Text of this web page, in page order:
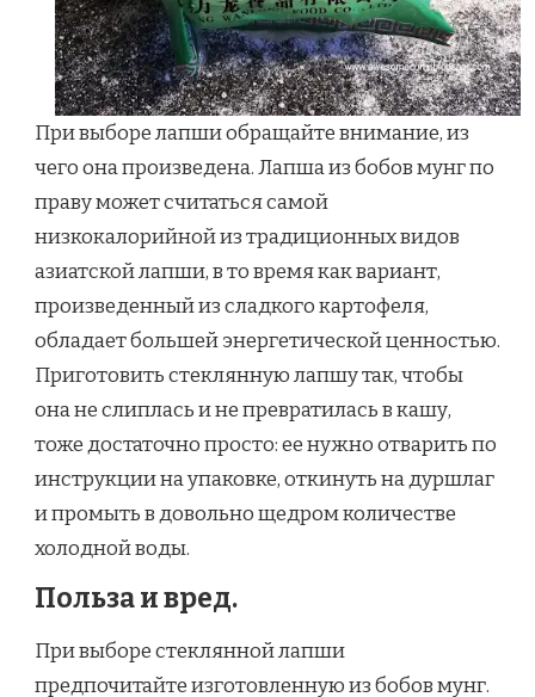
При выборе лапши обращайте внимание, из
чего она произведена. Лапша из бобов мунг по
праву может считаться самой
низкокалорийной из традиционных видов
азиатской лапши, в то время как вариант,
произведенный из сладкого картофеля,
обладает большей энергетической ценностью.
Приготовить стеклянную лапшу так, чтобы
она не слиплась и не превратилась в кашу,
тоже достаточно просто: ее нужно отварить по
инструкции на упаковке, откинуть на дуршлаг
и промыть в довольно щедром количестве
холодной воды.
Польза и вред.
При выборе стеклянной лапши
предпочитайте изготовленную из бобов мунг.